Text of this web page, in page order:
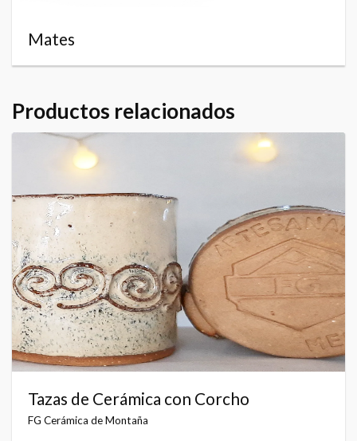
Mates
Productos relacionados
Tazas de Cerámica con Corcho
FG Cerámica de Montaña